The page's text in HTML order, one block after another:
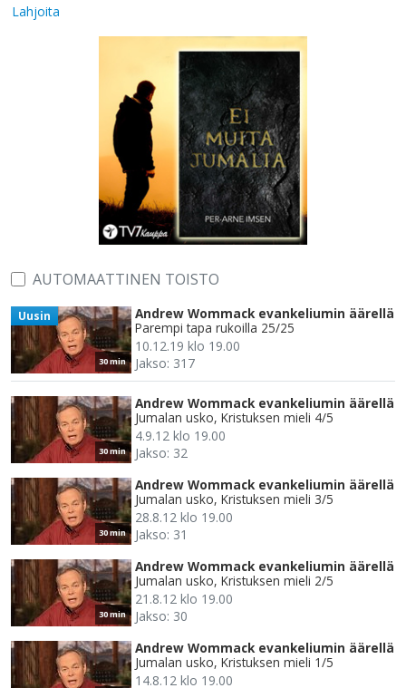
Lahjoita
AUTOMAATTINEN TOISTO
30 min
Uusin
Andrew Wommack evankeliumin äärellä
Parempi tapa rukoilla 25/25
10.12.19 klo 19.00
Jakso: 317
30 min
Andrew Wommack evankeliumin äärellä
Jumalan usko, Kristuksen mieli 4/5
4.9.12 klo 19.00
Jakso: 32
30 min
Andrew Wommack evankeliumin äärellä
Jumalan usko, Kristuksen mieli 3/5
28.8.12 klo 19.00
Jakso: 31
30 min
Andrew Wommack evankeliumin äärellä
Jumalan usko, Kristuksen mieli 2/5
21.8.12 klo 19.00
Jakso: 30
Andrew Wommack evankeliumin äärellä
Jumalan usko, Kristuksen mieli 1/5
14.8.12 klo 19.00